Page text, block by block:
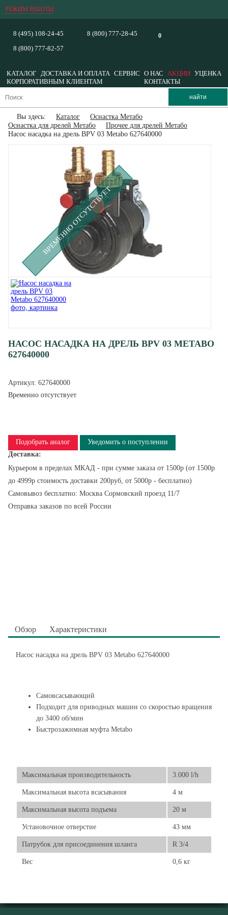
РЕЖИМ РАБОТЫ
0
8 (495) 108-24-45
8 (800) 777-82-57
8 (800) 777-28-45
КАТАЛОГ ДОСТАВКА И ОПЛАТА СЕРВИС О НАС АКЦИИ УЦЕНКА
КОРПОРАТИВНЫМ КЛИЕНТАМ
КОНТАКТЫ
Вы здесь: Каталог
Оснастка Метабо
Оснастка для дрелей Метабо
Прочее для дрелей Метабо
Насос насадка на дрель BPV 03 Metabo 627640000
ВРЕМЕННО ОТСУТСТВУЕТ
НАСОС НАСАДКА НА ДРЕЛЬ BPV 03 METABO
627640000
Артикул: 627640000
Временно отсутствует
Подобрать аналог
Уведомить о поступлении
Доставка:
Курьером в пределах МКАД - при сумме заказа от 1500р (от 1500р
до 4999р стоимость доставки 200руб, от 5000р - бесплатно)
Самовывоз бесплатно: Москва Сормовский проезд 11/7
Отправка заказов по всей России
Обзор Характеристики
Насос насадка на дрель BPV 03 Metabo 627640000
Самовсасывающий
Подходит для приводных машин со скоростью вращения
до 3400 об/мин
Быстрозажимная муфта Metabo
Максимальная производительность 3.000 l/h
Максимальная высота всасывания 4 м
Максимальная высота подъема 20 м
Установочное отверстие 43 мм
Патрубок для присоединения шланга R 3/4
Вес 0,6 кг